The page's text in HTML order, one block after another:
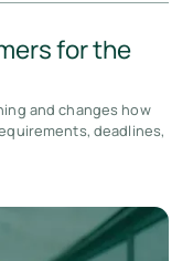
for the
and changes how
deadlines,